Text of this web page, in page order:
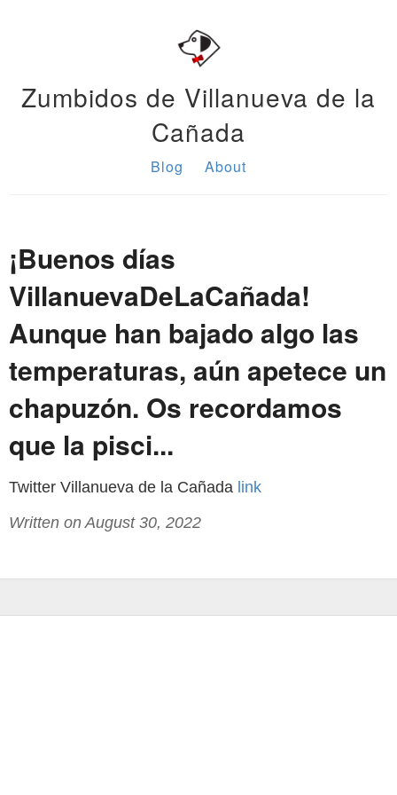
Zumbidos de Villanueva de la
Cañada
Blog About
¡Buenos días
VillanuevaDeLaCañada!
Aunque han bajado algo las
temperaturas, aún apetece un
chapuzón. Os recordamos
que la pisci...
Twitter Villanueva de la Cañada link
Written on August 30, 2022